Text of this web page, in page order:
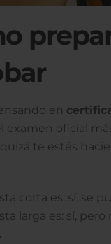
en
examen oficial
quizá te estés
corta es: sí, se
larga es: sí, pero